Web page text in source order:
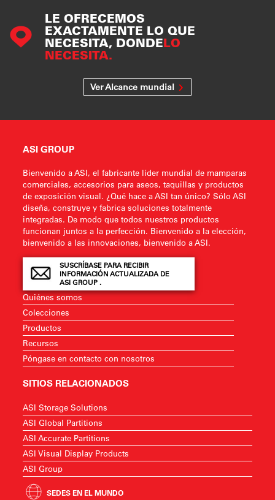
LE OFRECEMOS
EXACTAMENTE LO QUE
NECESITA, DONDELO
NECESITA.
Ver Alcance mundial
ASI GROUP
Bienvenido a ASI, el fabricante líder mundial de mamparas
comerciales, accesorios para aseos, taquillas y productos
de exposición visual. ¿Qué hace a ASI tan único? Sólo ASI
diseña, construye y fabrica soluciones totalmente
integradas. De modo que todos nuestros productos
funcionan juntos a la perfección. Bienvenido a la elección,
bienvenido a las innovaciones, bienvenido a ASI.
SUSCRÍBASE PARA RECIBIR
INFORMACIÓN ACTUALIZADA DE
ASI GROUP .
Quiénes somos
Colecciones
Productos
Recursos
Póngase en contacto con nosotros
SITIOS RELACIONADOS
ASI Storage Solutions
ASI Global Partitions
ASI Accurate Partitions
ASI Visual Display Products
ASI Group
SEDES EN EL MUNDO